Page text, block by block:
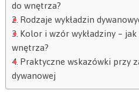
do wnętrza?
Rodzaje wykładzin
Kolor i wzór wykładziny –
wnętrza?
Praktyczne wskazówki przy
dywanowej